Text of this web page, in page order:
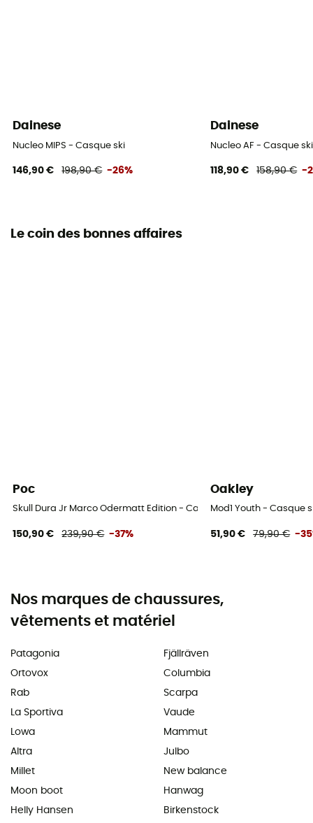
Dainese
Nucleo MIPS - Casque ski
146,90 € 198,90 € -26%
Dainese
Nucleo AF - Casque ski
118,90 € 158,90 € -
Le coin des bonnes affaires
Poc
Skull Dura Jr Marco Odermatt Edition - Casque ski enfant
150,90 € 239,90 € -37%
Oakley
Mod1 Youth - Casque
51,90 € 79,90 € -
Nos marques de chaussures,
vêtements et matériel
Patagonia
Ortovox
Rab
La Sportiva
Lowa
Altra
Millet
Moon boot
Helly Hansen
Fjällräven
Columbia
Scarpa
Vaude
Mammut
Julbo
New balance
Hanwag
Birkenstock